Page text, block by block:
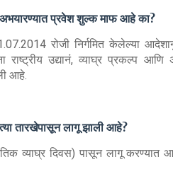
अभयारण्यात प्रवेश शुल्क माफ आहे का?
रोजी निर्गमित केलेल्या
राष्ट्रीय उद्यानं, व्याघ्र प्रकल्प
आहे.
तारखेपासून लागू झाली आहे?
व्याघ्र दिवस) पासून लागू करण्यात